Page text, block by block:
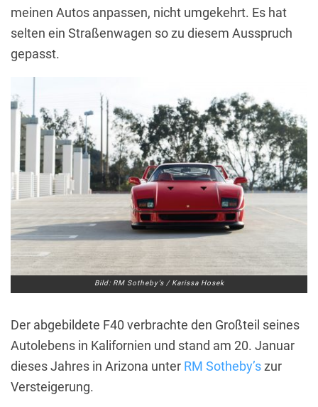
meinen Autos anpassen, nicht umgekehrt. Es hat
selten ein Straßenwagen so zu diesem Ausspruch
gepasst.
Bild: RM Sotheby’s / Karissa Hosek
Der abgebildete F40 verbrachte den Großteil seines
Autolebens in Kalifornien und stand am 20. Januar
dieses Jahres in Arizona unter RM Sotheby’szur
Versteigerung.